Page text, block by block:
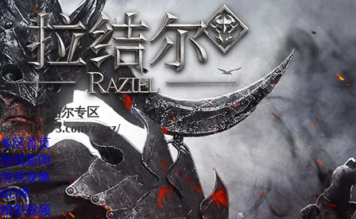
17173-拉结尔专区
news.17173.com/z/raz/
专区首页
游戏新闻
游戏攻略
BD库
精彩视频